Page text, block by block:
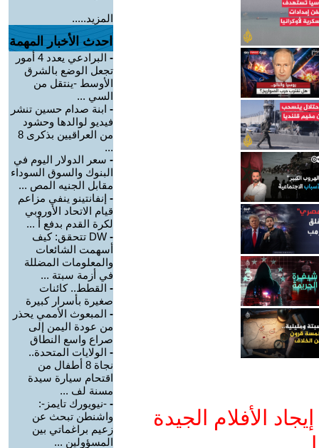
الأفلام الجيدة
المزيد.....
احدث الأخبار المهمة
-
البرادعي يعدد 4 أمور
تجعل الوضع بالشرق
الأوسط -ينتقل من
السي ...
- ابنة صدام حسين تنشر
فيديو لوالدها وحشود
من العراقيين بذكرى 8
...
- سعر الدولار اليوم في
البنوك والسوق السوداء
مقابل الجنيه المص ...
- إنفانتينو ينفي مزاعم
قيام الاتحاد الأوروبي
لكرة القدم بدفع أ ...
-
DW تتحقق: كيف
أسهمت الشائعات
والمعلومات المضللة
في أزمة سبتة ...
- القطط.. كائنات
صغيرة بأسرار كبيرة
- المبعوث الأممي يحذر
من عودة اليمن إلى
صراع واسع النطاق
- الولايات المتحدة..
نجاة 8 أطفال من
اقتحام سيارة سيدة
مسنة لف ...
- -نيويورك تايمز-:
واشنطن تبحث عن
زعيم براغماتي بين
المسؤولين ...